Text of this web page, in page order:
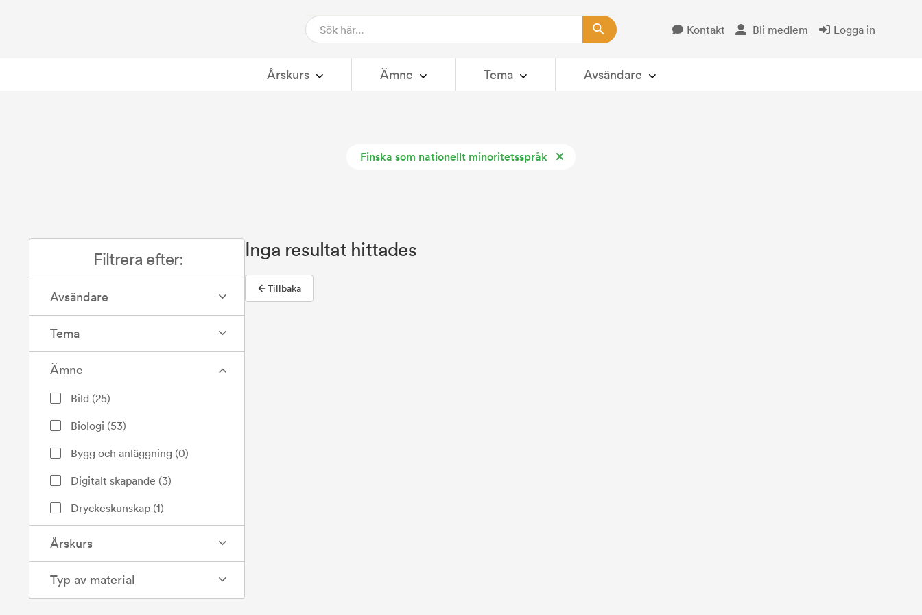
Kontakt Bli medlem Logga in
Årskurs Ämne Tema Avsändare Öppna avsändare
Finska som nationellt minoritetsspråk
Filtrera efter:
Avsändare
Tema
Ämne
Bild (25)
Biologi (53)
Bygg och anläggning (0)
Digitalt skapande (3)
Dryckeskunskap (1)
Engelska
Entreprenörskap(0)
Årskurs
Typ av material
Inga resultat hittades
Tillbaka